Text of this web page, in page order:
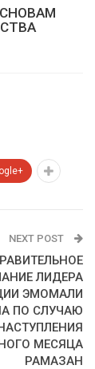
NEXT POST
ЛИДЕРА
ЭМОМАЛИ
ПО СЛУЧАЮ
МЕСЯЦА
РАМАЗАН